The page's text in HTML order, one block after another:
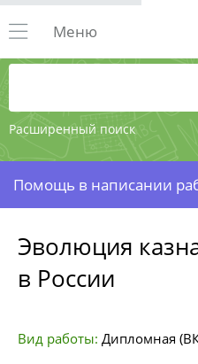
Расширенный поиск
Меню
Помощь в написании
Эволюция
в России
Вид работы: Дипломная